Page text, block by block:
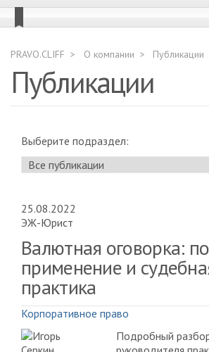
PRAVO.CLIFF О компании Публикации
Публикации
Выберите подраздел:
25.08.2022
ЭЖ-Юрист
Валютная оговорка:
применение и
практика
Корпоративное право
Подробный